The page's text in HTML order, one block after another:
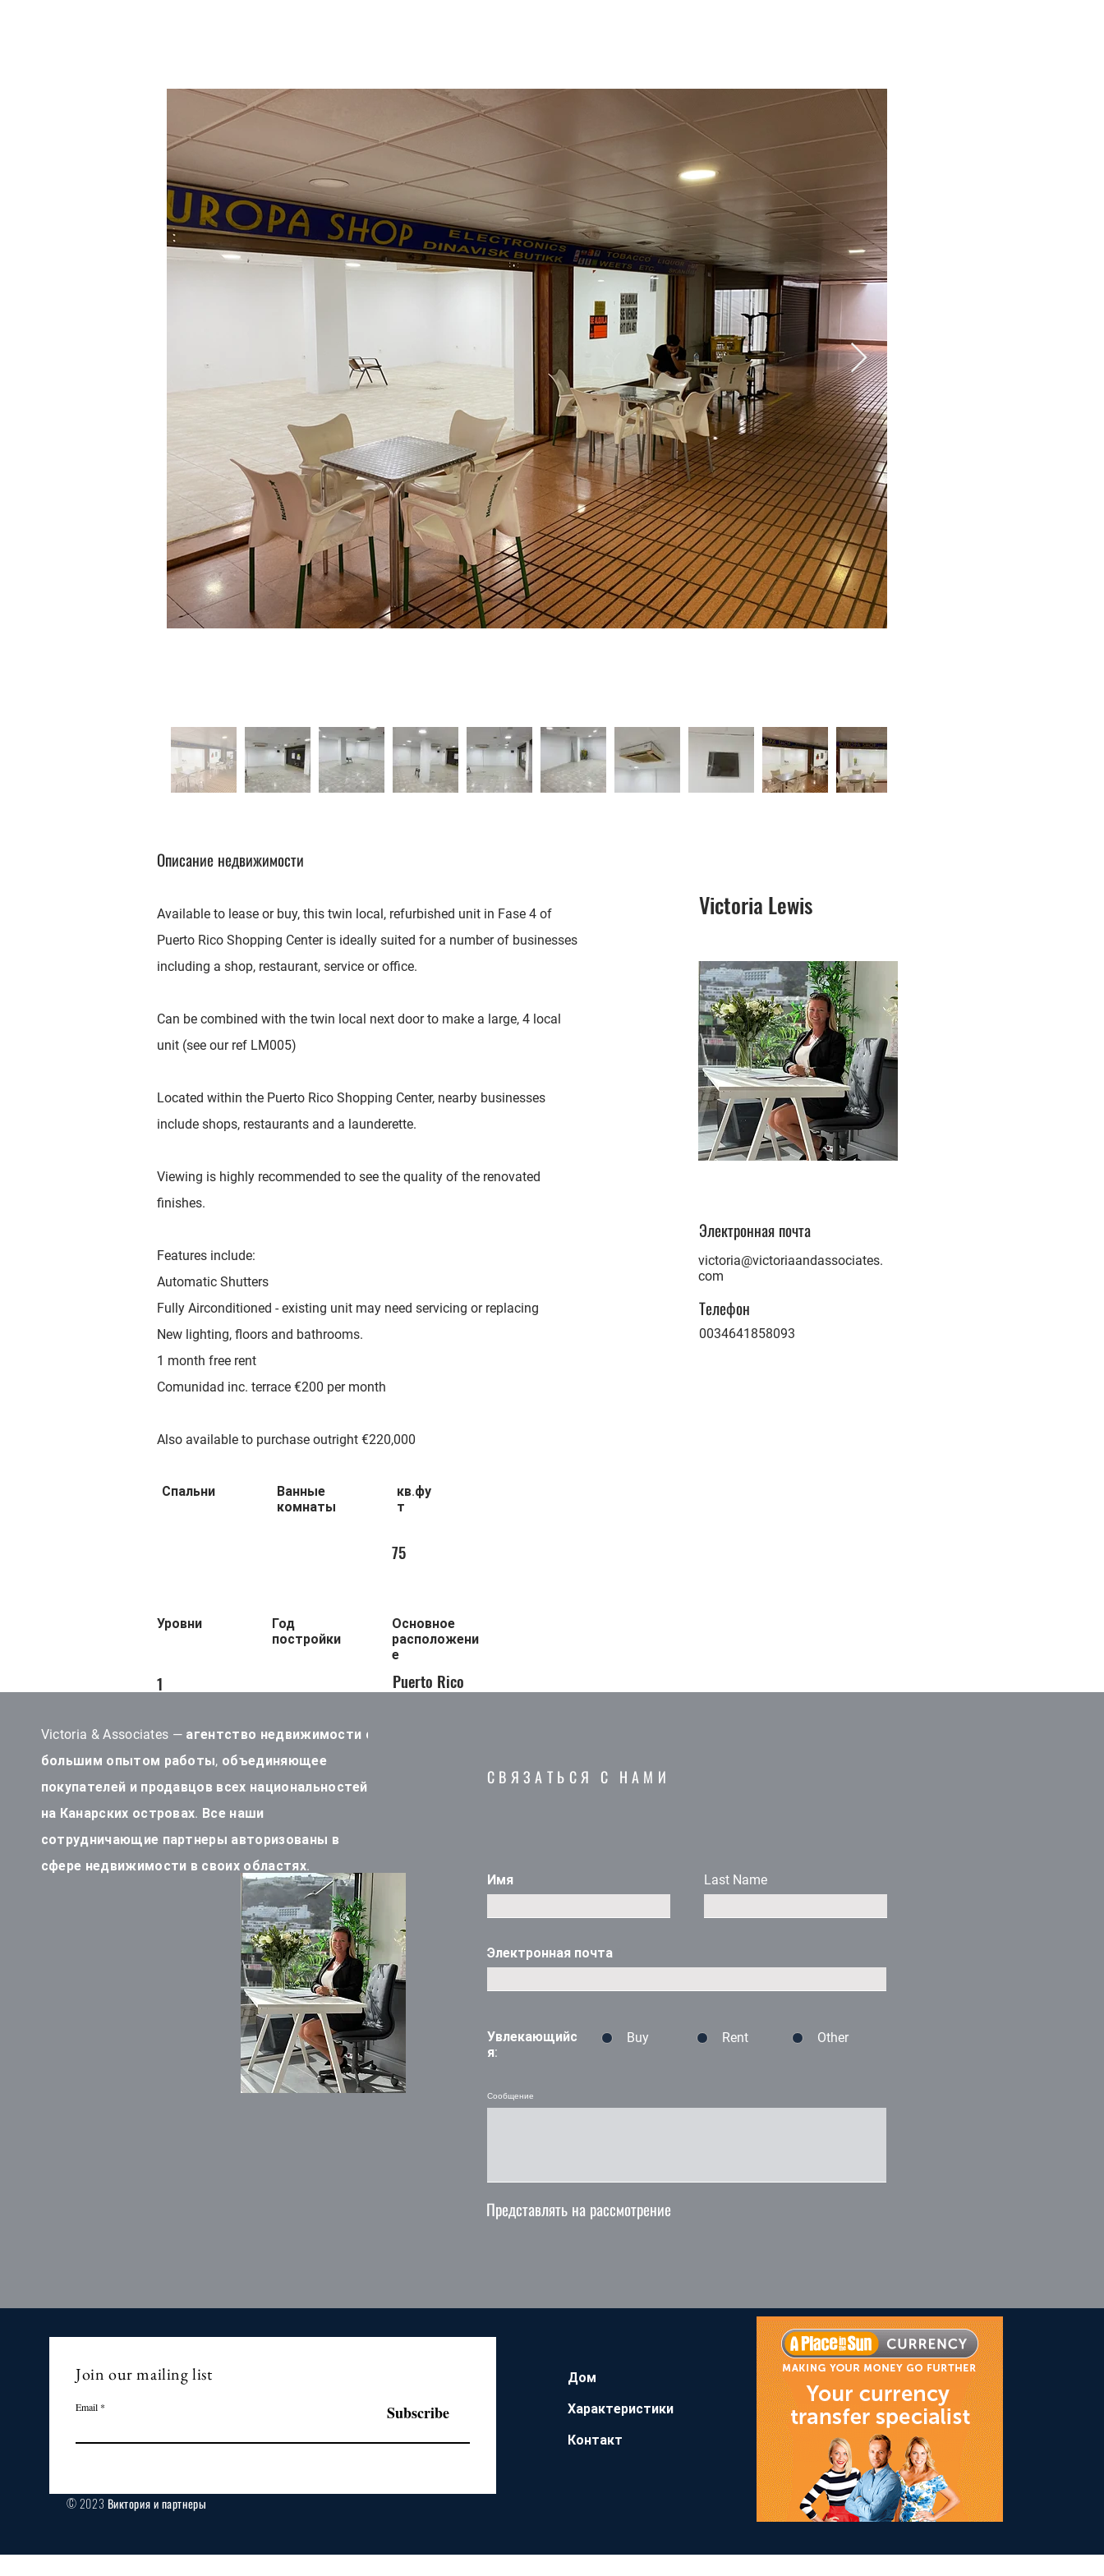
Описание недвижимости
Available to lease or buy, this twin local, refurbished unit in Fase 4 of
Puerto Rico Shopping Center is ideally suited for a number of businesses
including a shop, restaurant, service or office.
Can be combined with the twin local next door to make a large, 4 local
unit (see our ref LM005)
Located within the Puerto Rico Shopping Center, nearby businesses
include shops, restaurants and a launderette.
Viewing is highly recommended to see the quality of the renovated
finishes.
Features include:
Automatic Shutters
Fully Airconditioned - existing unit may need servicing or replacing
New lighting, floors and bathrooms.
1 month free rent
Comunidad inc. terrace €200 per month
Also available to purchase outright €220,000
Victoria Lewis
Электронная почта
victoria@victoriaandassociates.
com
Телефон
0034641858093
Спальни
Уровни
1
Ванные
комнаты
Год
постройки
кв.фу
т
75
Основное
расположени
е
Puerto Rico
Victoria & Associates — агентство недвижимости с
большим опытом работы, объединяющее
покупателей и продавцов всех национальностей
на Канарских островах. Все наши
сотрудничающие партнеры авторизованы в
сфере недвижимости в своих областях.
СВЯЗАТЬСЯ С НАМИ
Имя Last Name
Электронная почта
Увлекающийс
я:
Buy Rent Other
Сообщение
Представлять на рассмотрение
© 2023 Виктория и партнеры
Join our mailing list
Email Subscribe
Дом
Характеристики
Контакт